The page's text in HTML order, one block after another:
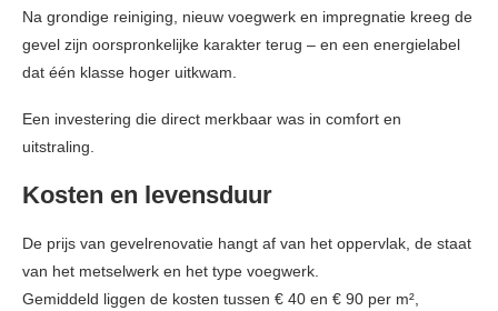
Na grondige reiniging, nieuw voegwerk en impregnatie kreeg de
gevel zijn oorspronkelijke karakter terug – en een energielabel
dat één klasse hoger uitkwam.
Een investering die direct merkbaar was in comfort en
uitstraling.
Kosten en levensduur
De prijs van gevelrenovatie hangt af van het oppervlak, de staat
van het metselwerk en het type voegwerk.
Gemiddeld liggen de kosten tussen € 40 en € 90 per m²,